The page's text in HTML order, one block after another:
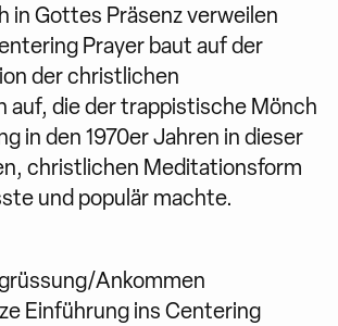
in Gottes Präsenz verweilen
Prayer baut auf der
der christlichen
auf, die der trappistische Mönch
in den 1970er Jahren in dieser
christlichen Meditationsform
und populär machte.
Ankommen
Einführung ins Centering